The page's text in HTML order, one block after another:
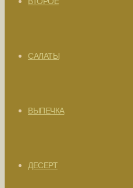
САЛАТЫ
ВЫПЕЧКА
ДЕСЕРТ